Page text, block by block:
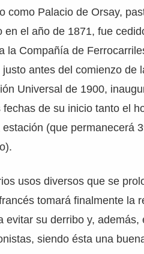
como Palacio de Orsay,
en el año de 1871, fue
la Compañía de
justo antes del comienzo de
Universal de 1900,
fechas de su inicio tanto el
estación (que permanecerá
usos diversos que se
tomará finalmente la
evitar su derribo y,
siendo ésta una